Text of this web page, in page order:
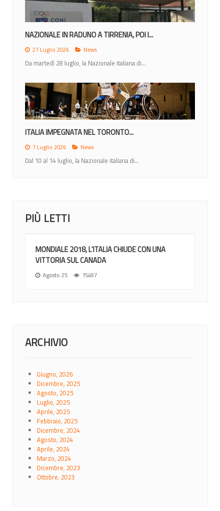
NAZIONALE IN RADUNO A TIRRENIA, POI I...
27 Luglio 2026 News
Da martedì 28 luglio, la Nazionale italiana di...
ITALIA IMPEGNATA NEL TORONTO...
7 Luglio 2026 News
Dal 10 al 14 luglio, la Nazionale italiana di...
PIÙ LETTI
MONDIALE 2018, L’ITALIA CHIUDE CON UNA
VITTORIA SUL CANADA
Agosto 25 15497
ARCHIVIO
Giugno, 2026
Dicembre, 2025
Agosto, 2025
Luglio, 2025
Aprile, 2025
Febbraio, 2025
Dicembre, 2024
Agosto, 2024
Aprile, 2024
Marzo, 2024
Dicembre, 2023
Ottobre, 2023